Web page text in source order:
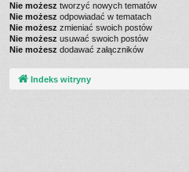
Nie możesz tworzyć nowych tematów
Nie możesz odpowiadać w tematach
Nie możesz zmieniać swoich postów
Nie możesz usuwać swoich postów
Nie możesz dodawać załączników
Indeks witryny